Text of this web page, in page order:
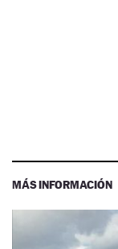
MÁS INFORMACIÓN